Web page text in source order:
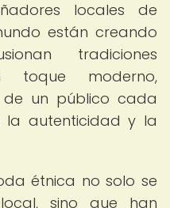
locales de
están creando
tradiciones
toque moderno,
un público cada
la autenticidad y la
étnica no solo se
sino que han